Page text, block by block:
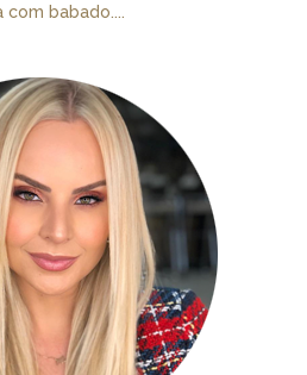
com babado....